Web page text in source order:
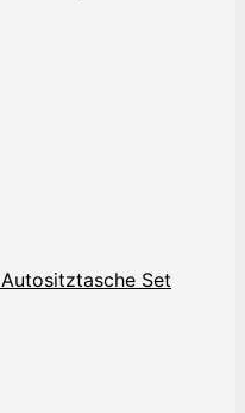
Autositztasche Set